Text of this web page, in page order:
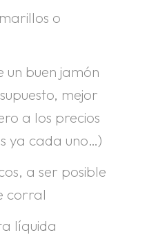
o
un buen jamón
mejor
a los precios
ya cada uno…)
a ser posible
corral
líquida